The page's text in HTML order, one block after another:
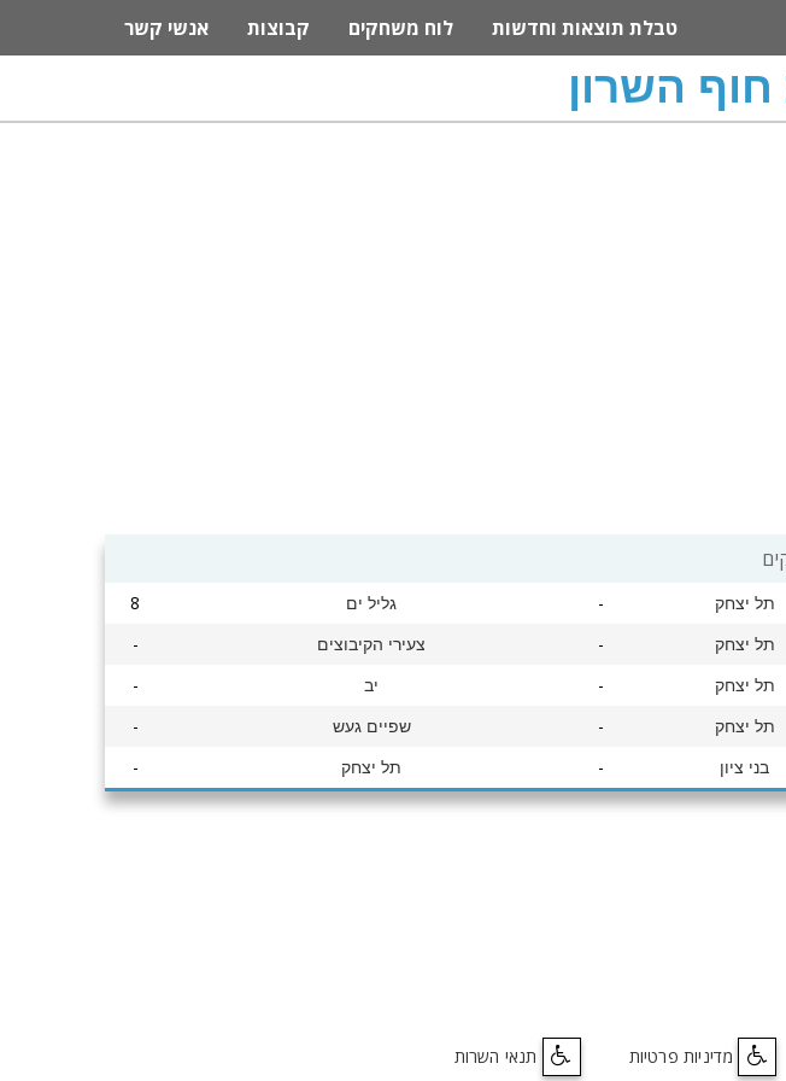
טבלת תוצאות וחדשות לוח משחקים קבוצות אנשי קשר
חוף השרון
תל יצחק - גליל ים
8
תל יצחק - צעירי הקיבוצים
-
תל יצחק - יב
-
תל יצחק - שפיים געש
-
בני ציון - תל יצחק -
מדיניות פרטיות תנאי השרות